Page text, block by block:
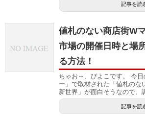
記事を読
値札のない商店街W
市場の開催日時と場
る方法！
ちゃお～、ぴよこです。 今
ー」で取材された「値札のな
新世界」が面白そうなので、
記事を読